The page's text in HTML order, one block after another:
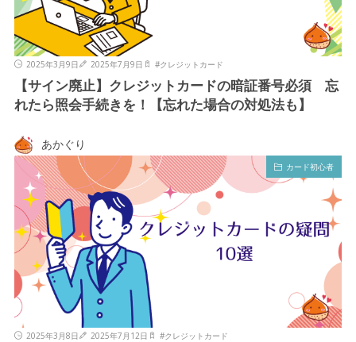
2025年3月9日 2025年7月9日 #クレジットカード
【サイン廃止】クレジットカードの暗証番号必須 忘
れたら照会手続きを！【忘れた場合の対処法も】
あかぐり
カード初心者
2025年3月8日 2025年7月12日 #クレジットカード